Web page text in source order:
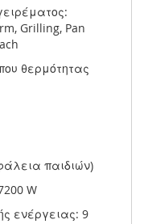
Grilling, Pan
θερμότητας
παιδιών)
W
ενέργειας: 9